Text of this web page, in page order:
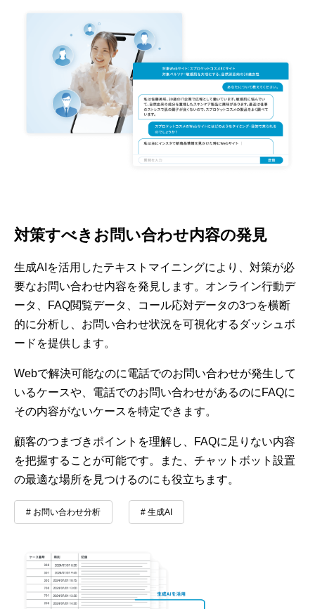
対策すべきお問い合わせ内容の発見
生成AIを活用したテキストマイニングにより、対策が必
要なお問い合わせ内容を発見します。オンライン行動デ
ータ、FAQ閲覧データ、コール応対データの3つを横断
的に分析し、お問い合わせ状況を可視化するダッシュボ
ードを提供します。
Webで解決可能なのに電話でのお問い合わせが発生して
いるケースや、電話でのお問い合わせがあるのにFAQに
その内容がないケースを特定できます。
顧客のつまづきポイントを理解し、FAQに足りない内容
を把握することが可能です。また、チャットボット設置
の最適な場所を見つけるのにも役立ちます。
# お問い合わせ分析 # 生成AI